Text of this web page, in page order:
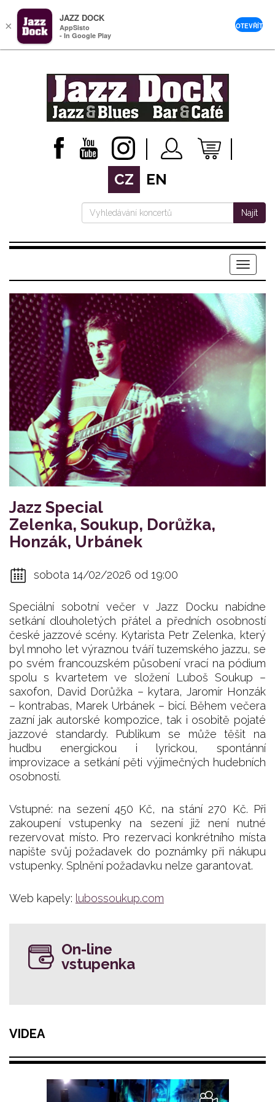
CZ EN
Najít
Menu
Jazz Special
Zelenka, Soukup, Dorůžka,
Honzák, Urbánek
sobota 14/02/2026 od 19:00
Speciální sobotní večer v Jazz Docku nabídne
setkání dlouholetých přátel a předních osobností
české jazzové scény. Kytarista Petr Zelenka, který
byl mnoho let výraznou tváří tuzemského jazzu, se
po svém francouzském působení vrací na pódium
spolu s kvartetem ve složení Luboš Soukup –
saxofon, David Dorůžka – kytara, Jaromír Honzák
– kontrabas, Marek Urbánek – bicí. Během večera
zazní jak autorské kompozice, tak i osobitě pojaté
jazzové standardy. Publikum se může těšit na
hudbu energickou i lyrickou, spontánní
improvizace a setkání pěti výjimečných hudebních
osobností.
Vstupné: na sezení 450 Kč, na stání 270 Kč. Při
zakoupení vstupenky na sezení již není nutné
rezervovat místo. Pro rezervaci konkrétního místa
napište svůj požadavek do poznámky při nákupu
vstupenky. Splnění požadavku nelze garantovat.
Web kapely: lubossoukup.com
On-line
vstupenka
VIDEA
×
JAZZ DOCK
AppSisto
- In Google Play
OTEVŘÍT